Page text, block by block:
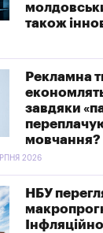
також
Рекламна
завдяки
мовчання?
2026
НБУ